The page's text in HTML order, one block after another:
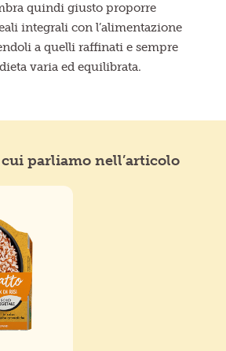
quindi giusto proporre
integrali con l’alimentazione
a quelli raffinati e sempre
varia ed equilibrata.
parliamo nell’articolo